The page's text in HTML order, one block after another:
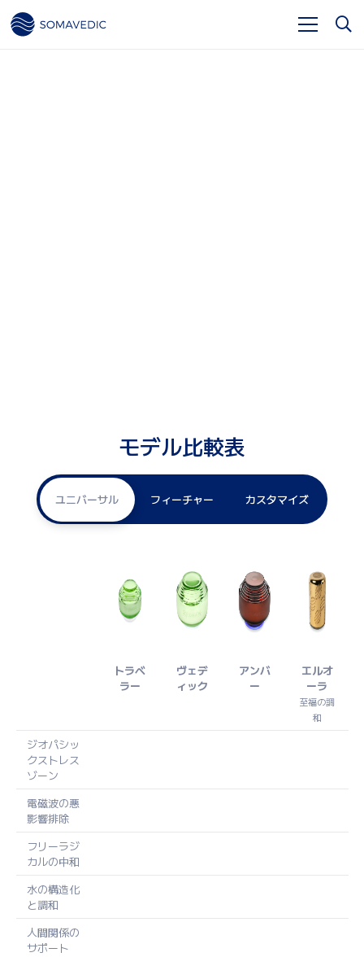
モデル比較表
ユニバーサル フィーチャー カスタマイズ
トラベ
ラー
ヴェデ
ィック
アンバ
ー
エルオ
ーラ
至福の調
和
ジオパシッ
クストレス
ゾーン
電磁波の悪
影響排除
フリーラジ
カルの中和
水の構造化
と調和
人間関係の
サポート